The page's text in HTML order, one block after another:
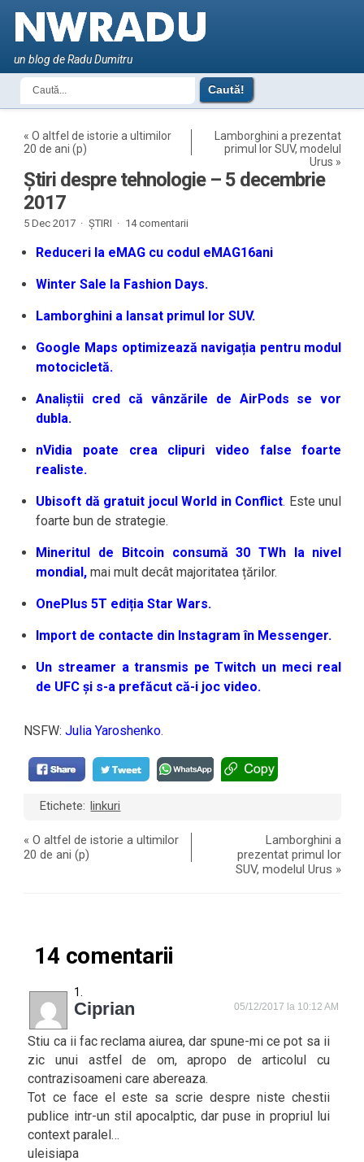
un blog de Radu Dumitru
«O altfel de istorie a ultimilor
20 de ani (p)
Lamborghini a prezentat
primul lor SUV, modelul
Urus »
Știri despre tehnologie – 5 decembrie
2017
5 Dec 2017 · ȘTIRI · 14 comentarii
Reduceri la eMAG cu codul eMAG16ani
Winter Sale la Fashion Days.
Lamborghini a lansat primul lor SUV.
Google Maps optimizează navigația pentru modul
motocicletă.
Analiștii cred că vânzările de AirPods se vor
dubla.
nVidia poate crea clipuri video false foarte
realiste.
Ubisoft dă gratuit jocul World in Conflict. Este unul
foarte bun de strategie.
Mineritul de Bitcoin consumă 30 TWh la nivel
mondial, mai mult decât majoritatea țărilor.
OnePlus 5T ediția Star Wars.
Import de contacte din Instagram în Messenger.
Un streamer a transmis pe Twitch un meci real
de UFC și s-a prefăcut că-i joc video.
NSFW:Julia Yaroshenko.
Etichete: linkuri
«O altfel de istorie a ultimilor
20 de ani (p)
Lamborghini a
prezentat primul lor
SUV, modelul Urus »
14 comentarii
Ciprian 05/12/2017 la 10:12 AM
Stiu ca ii fac reclama aiurea, dar spune-mi ce pot sa ii
zic unui astfel de om, apropo de articolul cu
contrazisoameni care abereaza.
Tot ce face el este sa scrie despre niste chestii
publice intr-un stil apocalptic, dar puse in propriul lui
context paralel…
uleisiapa